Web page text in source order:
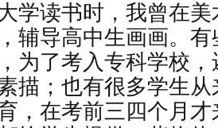
读书时，我曾在美
辅导高中生画画。
为了考入专科学校
描；也有很多学生
，在考前三四个月